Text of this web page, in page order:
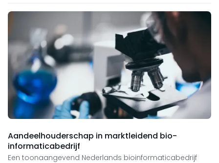
Aandeelhouderschap in marktleidend bio-
informaticabedrijf
Een toonaangevend Nederlands bioinformaticabedrijf